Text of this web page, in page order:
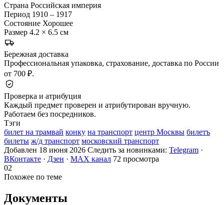
Страна Российская империя
Период 1910 – 1917
Состояние Хорошее
Размер 4.2 × 6.5 см
Бережная доставка
Профессиональная упаковка, страхование, доставка по России
от 700 ₽.
Проверка и атрибуция
Каждый предмет проверен и атрибутирован вручную.
Работаем без посредников.
Тэги
билет на трамвай конку на транспорт центр Москвы билетъ
билеты ж/д транспорт московский транспорт
Добавлен 18 июня 2026 Следить за новинками: Telegram ·
ВКонтакте · Дзен · MAX канал 72 просмотра
02
Похожее по теме
Документы